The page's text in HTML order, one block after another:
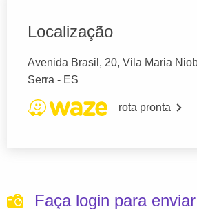
Localização
Avenida Brasil, 20, Vila Maria
Serra - ES
rota pronta
Faça login para